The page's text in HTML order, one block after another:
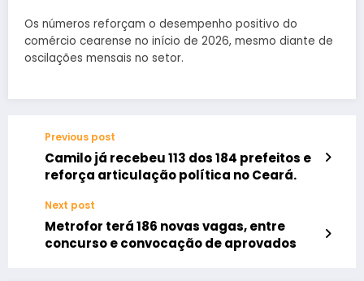
Os números reforçam o desempenho positivo do
comércio cearense no início de 2026, mesmo diante de
oscilações mensais no setor.
Previous post
Camilo já recebeu 113 dos 184 prefeitos e
reforça articulação política no Ceará.
Next post
Metrofor terá 186 novas vagas, entre
concurso e convocação de aprovados